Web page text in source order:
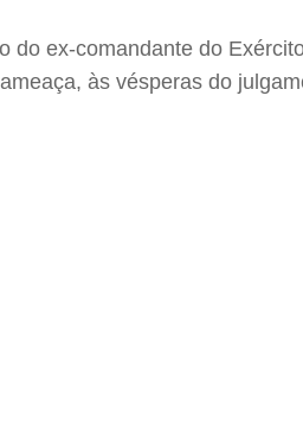
ex-comandante do
às vésperas do